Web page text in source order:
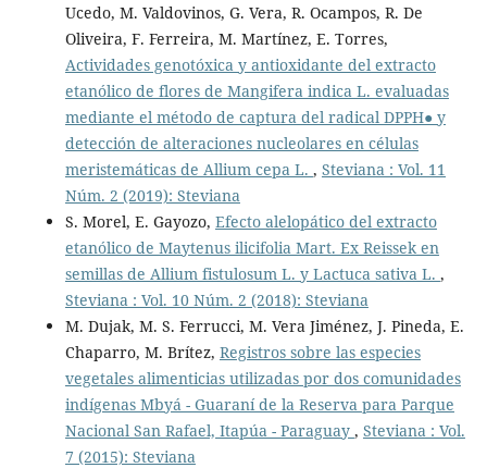
Ucedo, M. Valdovinos, G. Vera, R. Ocampos, R. De
Oliveira, F. Ferreira, M. Martínez, E. Torres,
Actividades genotóxica y antioxidante del extracto
etanólico de flores de Mangifera indica L. evaluadas
mediante el método de captura del radical DPPH● y
detección de alteraciones nucleolares en células
meristemáticas de Allium cepa L. , Steviana : Vol. 11
Núm. 2 (2019): Steviana
S. Morel, E. Gayozo, Efecto alelopático del extracto
etanólico de Maytenus ilicifolia Mart. Ex Reissek en
semillas de Allium fistulosum L. y Lactuca sativa L. ,
Steviana : Vol. 10 Núm. 2 (2018): Steviana
M. Dujak, M. S. Ferrucci, M. Vera Jiménez, J. Pineda, E.
Chaparro, M. Brítez, Registros sobre las especies
vegetales alimenticias utilizadas por dos comunidades
indígenas Mbyá - Guaraní de la Reserva para Parque
Nacional San Rafael, Itapúa - Paraguay , Steviana : Vol.
7 (2015): Steviana